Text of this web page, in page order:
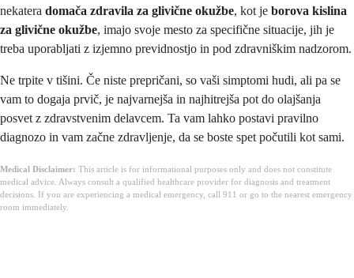
nekatera domača zdravila za glivične okužbe, kot je borova kislina
za glivične okužbe, imajo svoje mesto za specifične situacije, jih je
treba uporabljati z izjemno previdnostjo in pod zdravniškim nadzorom.
Ne trpite v tišini. Če niste prepričani, so vaši simptomi hudi, ali pa se
vam to dogaja prvič, je najvarnejša in najhitrejša pot do olajšanja
posvet z zdravstvenim delavcem. Ta vam lahko postavi pravilno
diagnozo in vam začne zdravljenje, da se boste spet počutili kot sami.
Medical Disclaimer: This article is for informational purposes only and does not constitute
medical advice. Always consult a qualified healthcare provider for diagnosis and treatment
decisions. If you are experiencing a medical emergency, call 911 or go to the nearest emergency
room immediately.